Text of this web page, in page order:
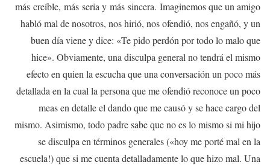
más creíble, más seria y más sincera. Imaginemos que un amigo
habló mal de nosotros, nos hirió, nos ofendió, nos engañó, y un
buen día viene y dice: «Te pido perdón por todo lo malo que
hice». Obviamente, una disculpa general no tendrá el mismo
efecto en quien la escucha que una conversación un poco más
detallada en la cual la persona que me ofendió reconoce un poco
meas en detalle el dando que me causó y se hace cargo del
mismo. Asimismo, todo padre sabe que no es lo mismo si mi hijo
se disculpa en términos generales («hoy me porté mal en la
escuela!) que si me cuenta detalladamente lo que hizo mal. Una